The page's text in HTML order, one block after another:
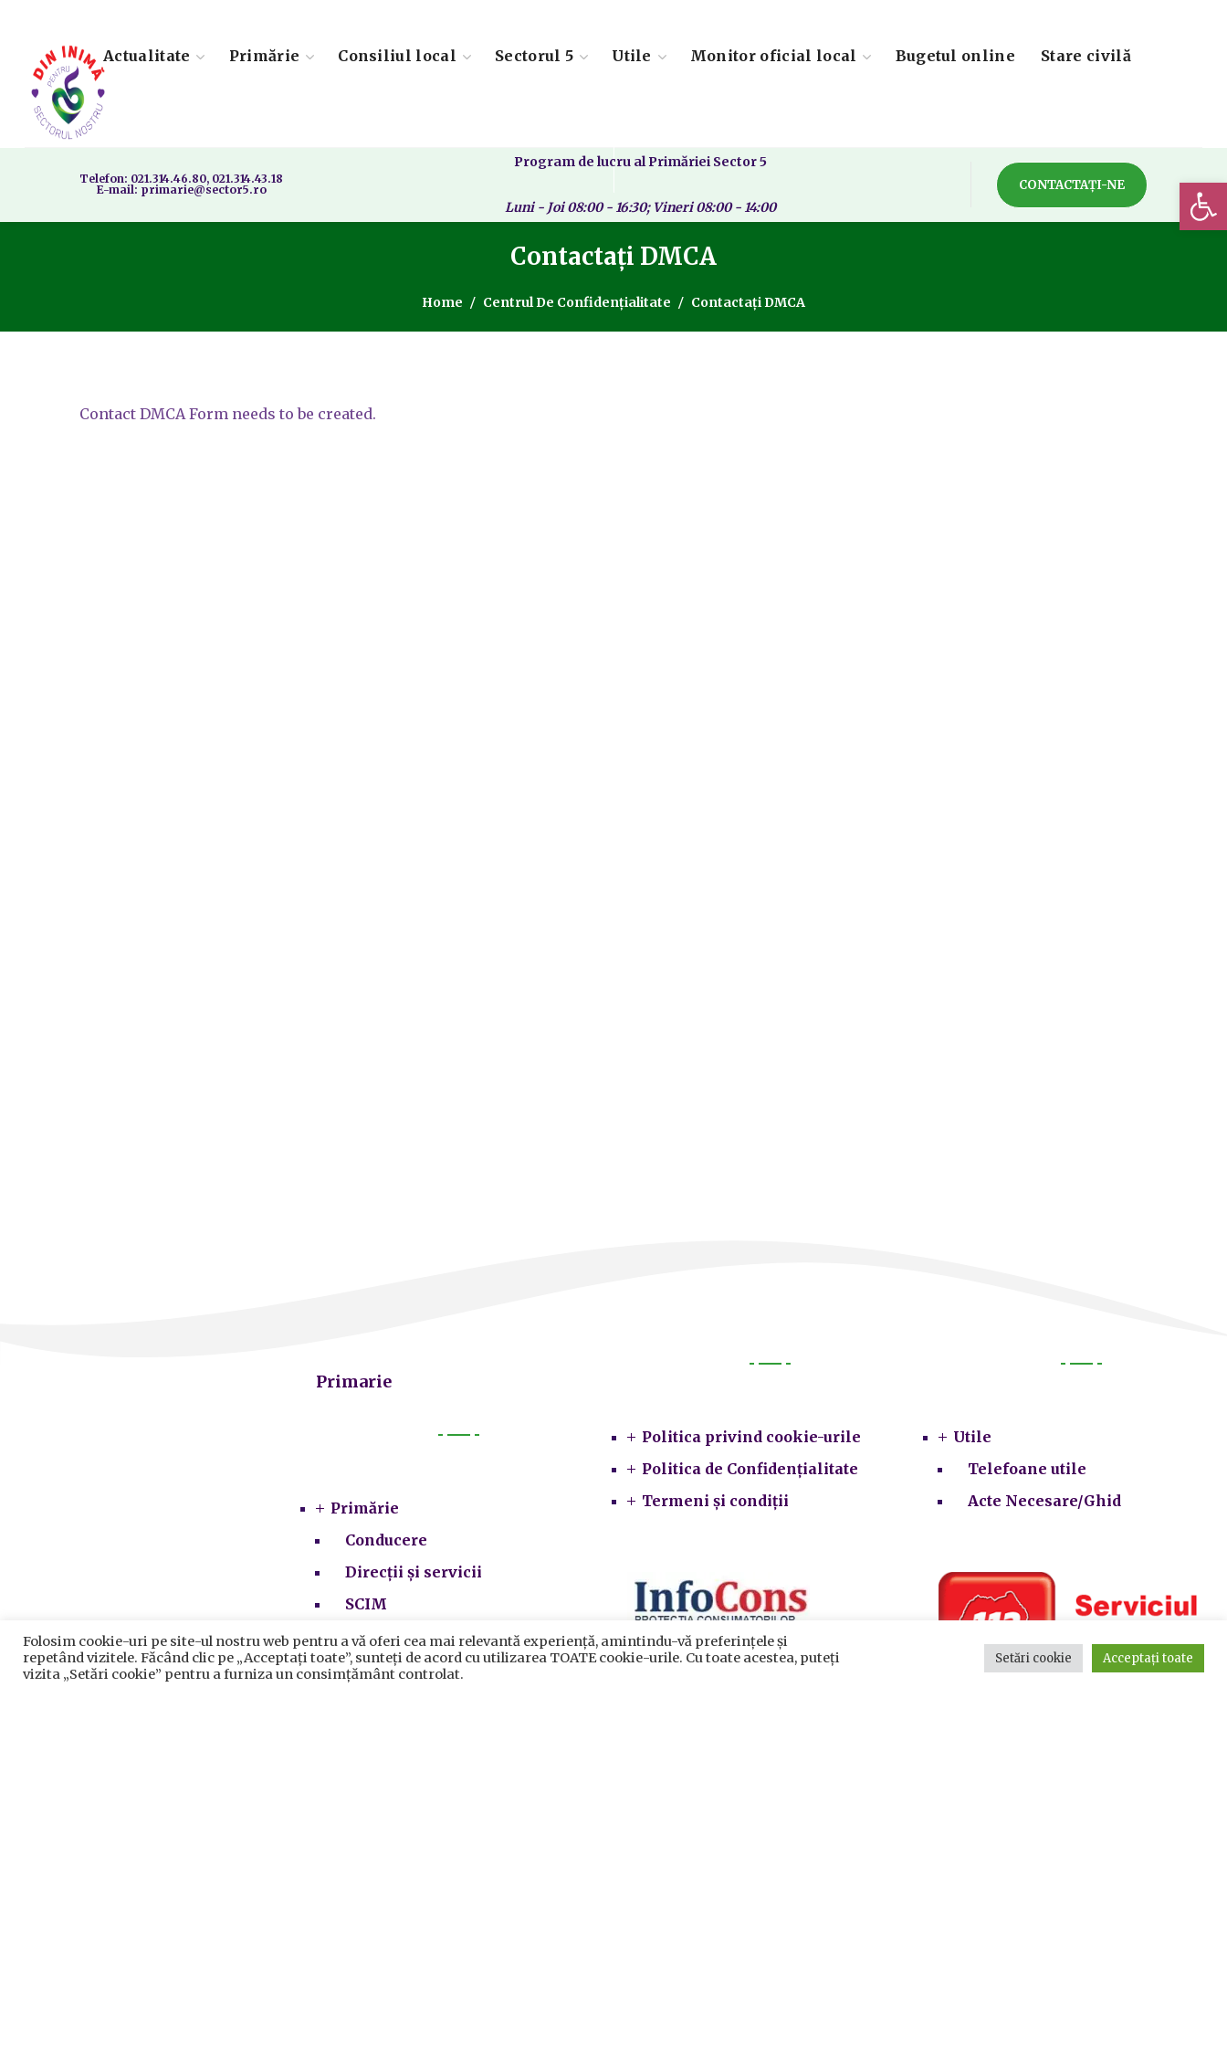
Actualitate Primărie Consiliul local Sectorul 5 Utile Monitor oficial local Bugetul online Stare civilă
Telefon: 021.314.46.80, 021.314.43.18
E-mail: primarie@sector5.ro
Program de lucru al Primăriei Sector 5
Luni - Joi 08:00 - 16:30; Vineri 08:00 - 14:00
CONTACTAȚI-NE
Contactați DMCA
Home Centrul De Confidențialitate Contactați DMCA
Contact DMCA Form needs to be created.
Primarie
Primărie
Conducere
Direcții și servicii
SCIM
Integritate
Consiliul local
Politica privind cookie-urile
Politica de Confidențialitate
Termeni și condiții
Utile
Telefoane utile
Acte Necesare/Ghid
Folosim cookie-uri pe site-ul nostru web pentru a vă oferi cea mai relevantă experiență, amintindu-vă preferințele și
repetând vizitele. Făcând clic pe „Acceptați toate”, sunteți de acord cu utilizarea TOATE cookie-urile. Cu toate acestea, puteți
vizita „Setări cookie” pentru a furniza un consimțământ controlat.
Setări cookie Acceptați toate